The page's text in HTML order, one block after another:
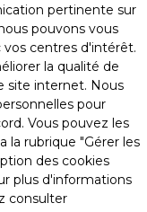
pertinente sur
pouvons vous
centres d'intérêt.
la qualité de
site internet. Nous
pour
Vous pouvez les
rubrique ″Gérer les
des cookies
plus d'informations
consulter